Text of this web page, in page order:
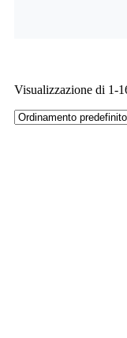
Visualizzazione di 1-